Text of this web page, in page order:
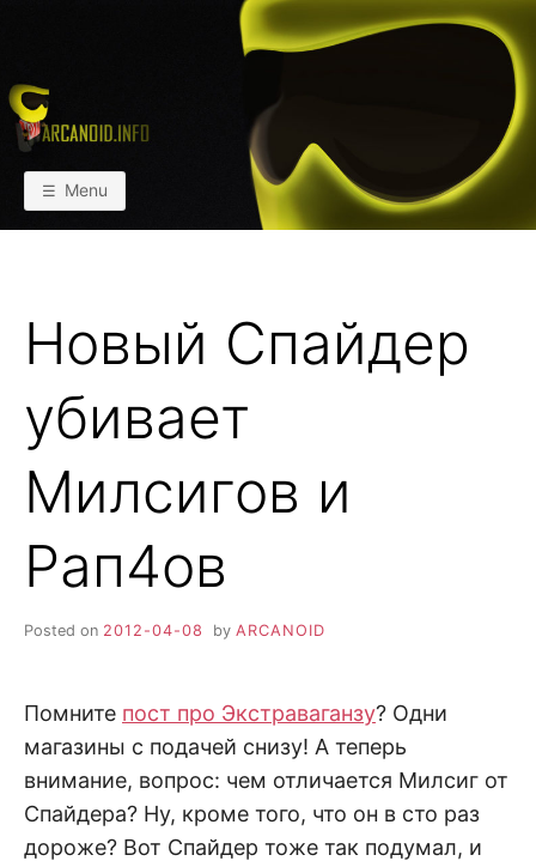
АРКАИНФО
Пейнтбол vs Paintball
Menu
Новый Спайдер
убивает
Милсигов и
Рап4ов
Posted on 2012-04-08 by ARCANOID
Помните пост про Экстраваганзу? Одни
магазины с подачей снизу! А теперь
внимание, вопрос: чем отличается Милсиг от
Спайдера? Ну, кроме того, что он в сто раз
дороже? Вот Спайдер тоже так подумал, и